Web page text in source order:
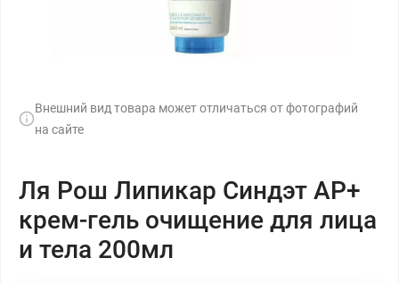
Внешний вид товара может отличаться от фотографий
на сайте
Ля Рош Липикар Синдэт АР+
крем-гель очищение для лица
и тела 200мл